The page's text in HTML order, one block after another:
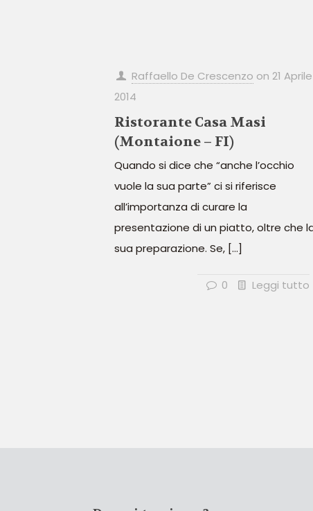
Raffaello De Crescenzo on 21 Aprile
2014
Ristorante Casa Masi
(Montaione – FI)
Quando si dice che “anche l’occhio
vuole la sua parte” ci si riferisce
all’importanza di curare la
presentazione di un piatto, oltre che
sua preparazione. Se,[…]
0 Leggi tutto